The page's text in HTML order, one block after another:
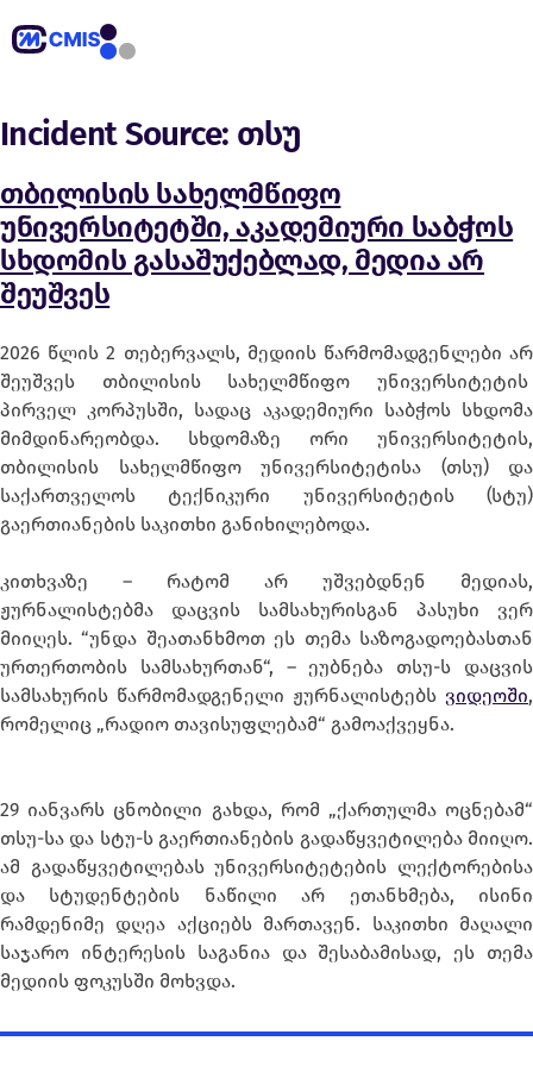
Incident Source: თსუ
თბილისის სახელმწიფო
უნივერსიტეტში, აკადემიური საბჭოს
სხდომის გასაშუქებლად, მედია არ
შეუშვეს
2026 წლის 2 თებერვალს, მედიის წარმომადგენლები არ
შეუშვეს თბილისის სახელმწიფო უნივერსიტეტის
პირველ კორპუსში, სადაც აკადემიური საბჭოს სხდომა
მიმდინარეობდა. სხდომაზე ორი უნივერსიტეტის,
თბილისის სახელმწიფო უნივერსიტეტისა (თსუ) და
საქართველოს ტექნიკური უნივერსიტეტის (სტუ)
გაერთიანების საკითხი განიხილებოდა.
კითხვაზე – რატომ არ უშვებდნენ მედიას,
ჟურნალისტებმა დაცვის სამსახურისგან პასუხი ვერ
მიიღეს. “უნდა შეათანხმოთ ეს თემა საზოგადოებასთან
ურთერთობის სამსახურთან“, – ეუბნება თსუ-ს დაცვის
სამსახურის წარმომადგენელი ჟურნალისტებს ვიდეოში,
რომელიც „რადიო თავისუფლებამ“ გამოაქვეყნა.
29 იანვარს ცნობილი გახდა, რომ „ქართულმა ოცნებამ“
თსუ-სა და სტუ-ს გაერთიანების გადაწყვეტილება მიიღო.
ამ გადაწყვეტილებას უნივერსიტეტების ლექტორებისა
და სტუდენტების ნაწილი არ ეთანხმება, ისინი
რამდენიმე დღეა აქციებს მართავენ. საკითხი მაღალი
საჯარო ინტერესის საგანია და შესაბამისად, ეს თემა
მედიის ფოკუსში მოხვდა.